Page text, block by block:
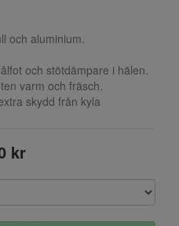
och aluminium.
och stötdämpare i hälen.
varm och fräsch.
skydd från kyla
kr